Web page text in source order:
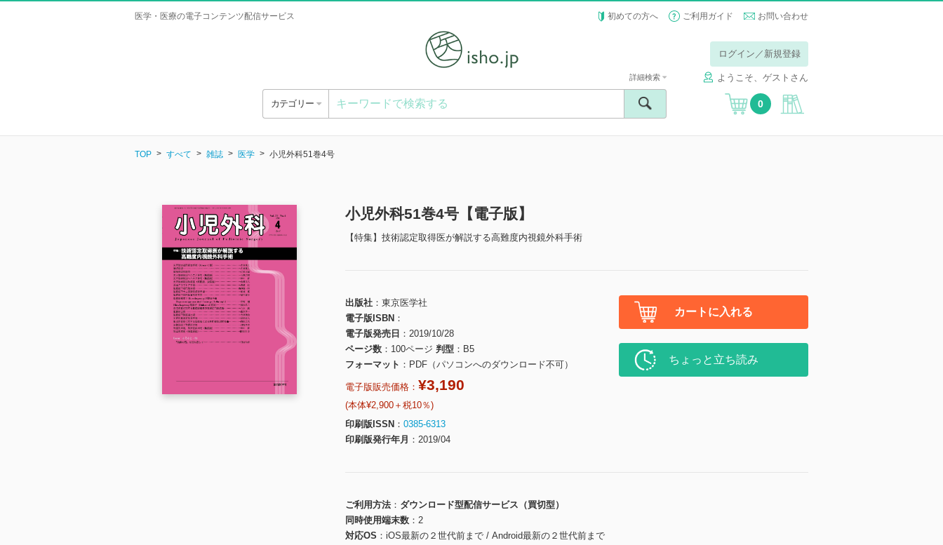
医学・医療の電子コンテンツ配信サービス 初めての方へ ご利用ガイド お問い合わせ
ログイン／新規登録
ようこそ、ゲストさん
カテゴリー
詳細検索
0
TOP すべて 雑誌 医学 小児外科51巻4号
小児外科51巻4号【電子版】
【特集】技術認定取得医が解説する高難度内視鏡外科手術
出版社
東京医学社
電子版ISBN
電子版発売日
2019/10/28
ページ数
100ページ 判型
B5
フォーマット
PDF（パソコンへのダウンロード不可）
電子版販売価格： ¥3,190
(本体¥2,900＋税10％)
印刷版ISSN
0385-6313
印刷版発行年月
2019/04
カートに入れる
ちょっと立ち読み
ご利用方法
ダウンロード型配信サービス（買切型）
同時使用端末数
2
対応OS
iOS最新の２世代前まで / Android最新の２世代前まで